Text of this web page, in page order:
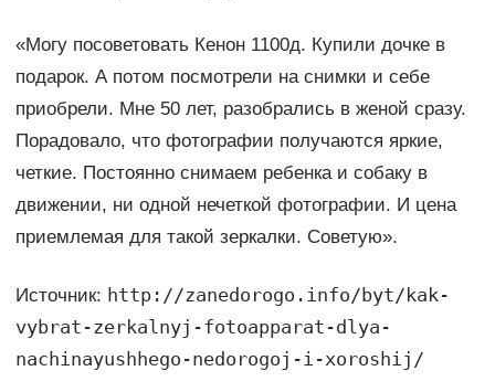
«Могу посоветовать Кенон 1100д. Купили дочке в
подарок. А потом посмотрели на снимки и себе
приобрели. Мне 50 лет, разобрались в женой сразу.
Порадовало, что фотографии получаются яркие,
четкие. Постоянно снимаем ребенка и собаку в
движении, ни одной нечеткой фотографии. И цена
приемлемая для такой зеркалки. Советую».
Источник: http://zanedorogo.info/byt/kak-
vybrat-zerkalnyj-fotoapparat-dlya-
nachinayushhego-nedorogoj-i-xoroshij/